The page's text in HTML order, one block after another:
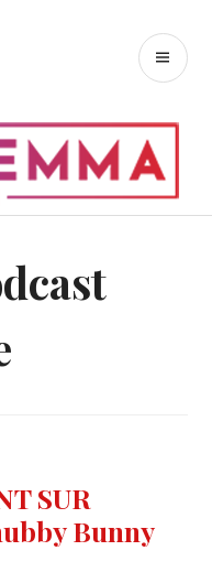
SUR
Bunny